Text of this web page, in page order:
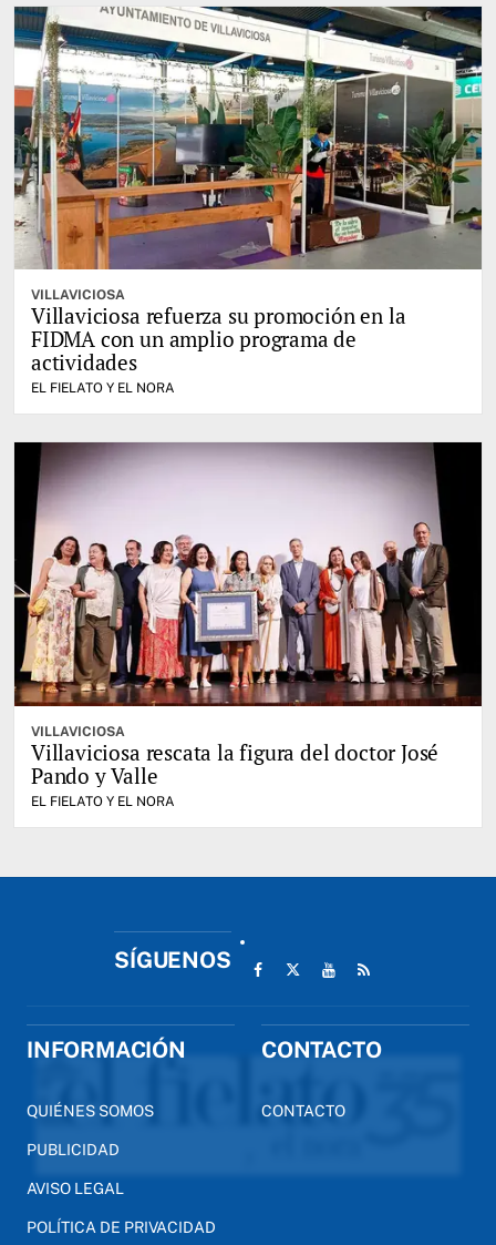
VILLAVICIOSA
Villaviciosa refuerza su promoción en la
FIDMA con un amplio programa de
actividades
EL FIELATO Y EL NORA
VILLAVICIOSA
Villaviciosa rescata la figura del doctor José
Pando y Valle
EL FIELATO Y EL NORA
SÍGUENOS
INFORMACIÓN
QUIÉNES SOMOS
PUBLICIDAD
AVISO LEGAL
POLÍTICA DE PRIVACIDAD
CONTACTO
CONTACTO